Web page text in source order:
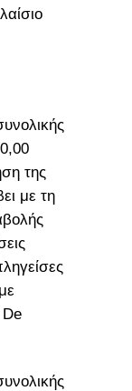
της
με τη